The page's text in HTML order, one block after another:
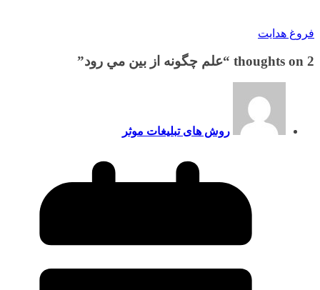
فروغ هدایت
2 thoughts on “ علم چگونه از بين مي‌ رود”
روش های تبلیغات موثر